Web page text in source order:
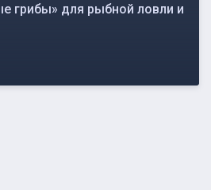
грибы» для рыбной ловли и